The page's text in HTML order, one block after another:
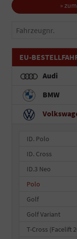
»
Fahrzeugnr.
EU-
Audi
BMW
ID. Polo
ID. Cross
ID.3 Neo
Polo
Golf
Golf Variant
T-Cross (Facelift